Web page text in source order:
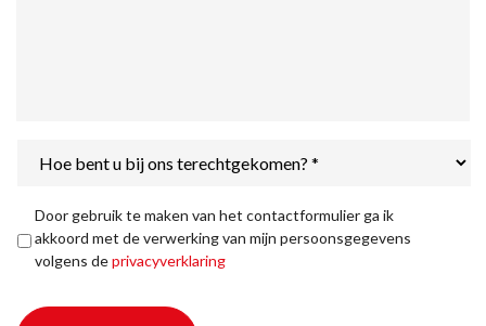
bent
ons
terechtgekomen?
Privacyverklaring *
Door gebruik te maken van het contactformulier ga ik
akkoord met de verwerking van mijn persoonsgegevens
volgens deprivacyverklaring